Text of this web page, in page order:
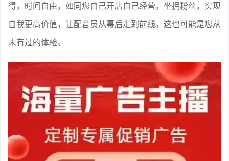
得，时间自由，如同您自己开店自己经营。坐拥粉丝，实现
自我更高价值，让配音员从幕后走到前线。这也可能是您从
未有过的体验。